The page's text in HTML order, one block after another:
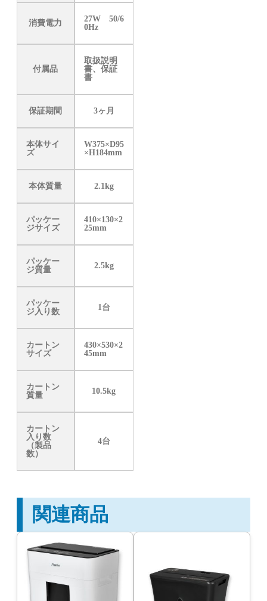
消費電力
27W 50/6
0Hz
付属品
取扱説明
書、保証
書
保証期間 3ヶ月
本体サイ
ズ
W375×D95
×H184mm
本体質量 2.1kg
パッケー
ジサイズ
410×130×2
25mm
パッケー
ジ質量
2.5kg
パッケー
ジ入り数
1台
カートン
サイズ
430×530×2
45mm
カートン
質量
10.5kg
カートン
入り数
（製品
数）
4台
関連商品